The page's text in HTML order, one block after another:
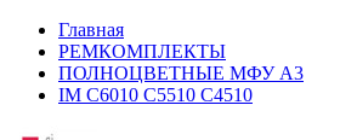
Главная
РЕМКОМПЛЕКТЫ
ПОЛНОЦВЕТНЫЕ МФУ А3
IM C6010 C5510 C4510